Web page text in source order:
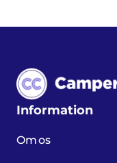
Information
Om os